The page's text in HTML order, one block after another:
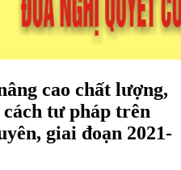
cao chất lượng,
tư pháp trên
giai đoạn 2021-